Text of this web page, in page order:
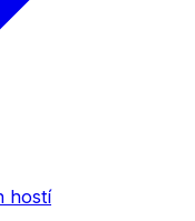
hostí